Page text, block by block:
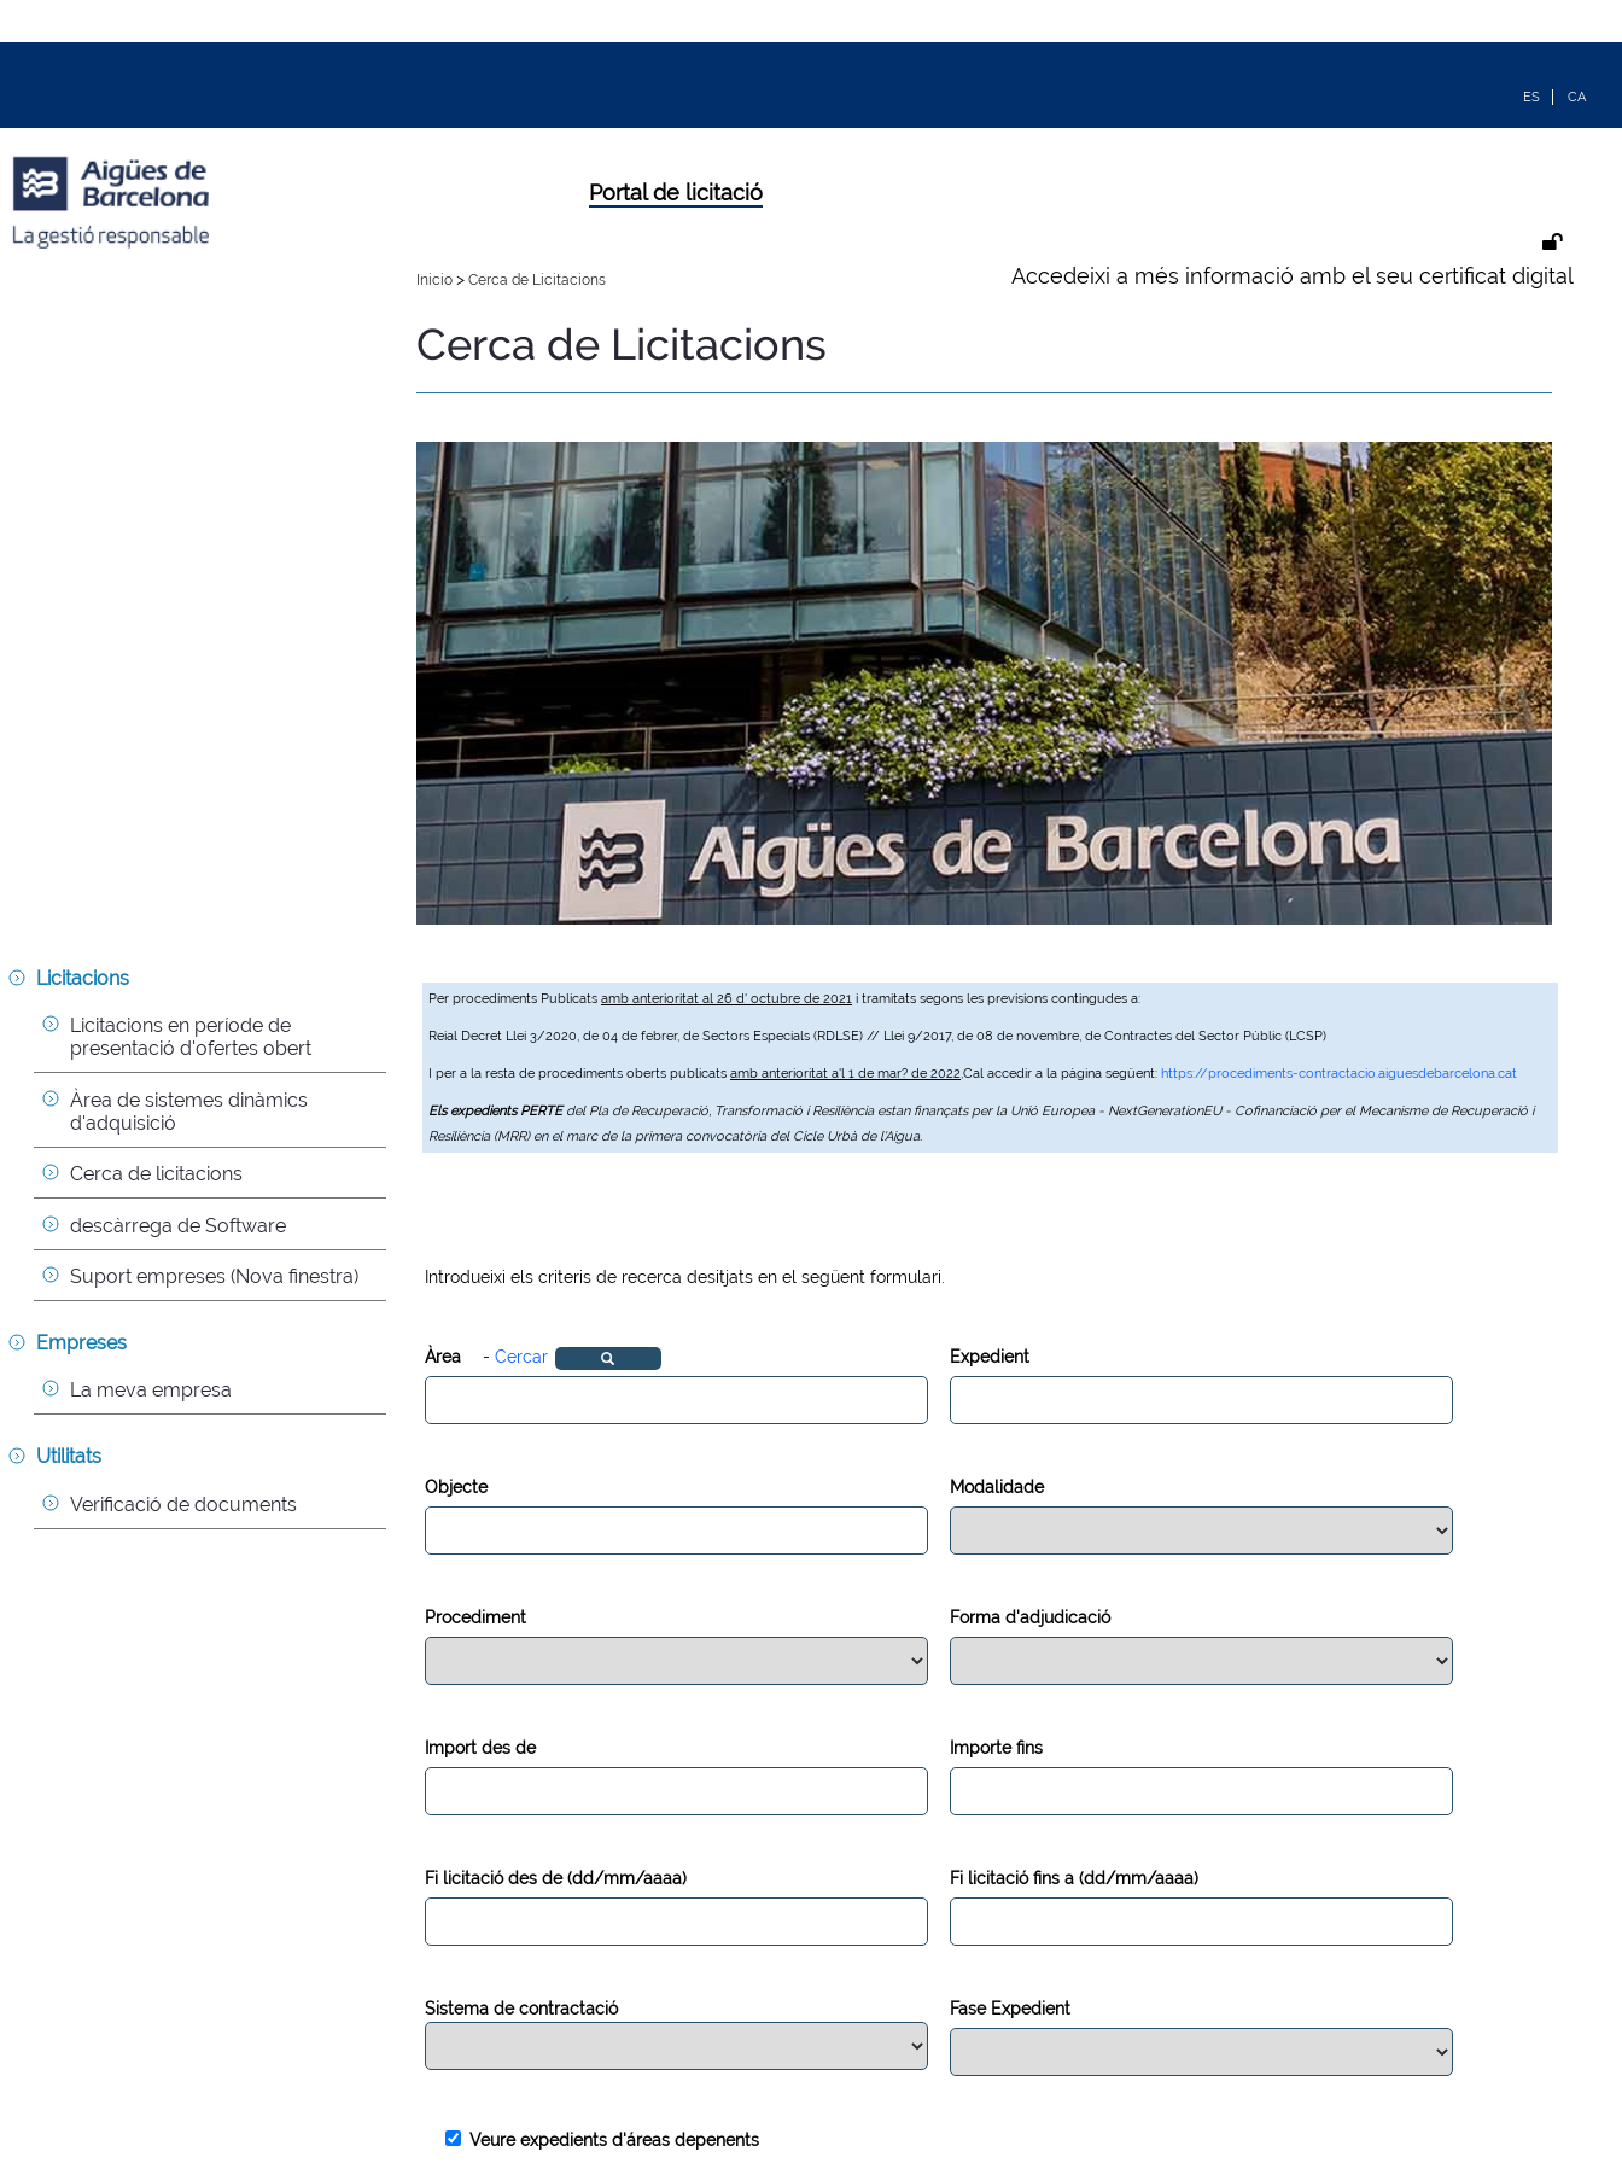
Per procediments Publicats amb anterioritat al 26 d' octubre de 2021 i tramitats segons les previsions contingudes a:
Reial Decret Llei 3/2020, de 04 de febrer, de Sectors Especials (RDLSE) // Llei 9/2017, de 08 de novembre, de Contractes del Sector Públic (LCSP)
I per a la resta de procediments oberts publicats amb anterioritat a'l 1 de mar? de 2022,Cal accedir a la pàgina següent: https://procediments-contractacio.aiguesdebarcelona.cat
Els expedients PERTEdel Pla de Recuperació, Transformació i Resiliència estan finançats per la Unió Europea - NextGenerationEU - Cofinanciació per el Mecanisme de Recuperació i
Resiliència (MRR) en el marc de la primera convocatòria del Cicle Urbà de l'Aigua.
Portal de licitació
Accedeixi a més informació amb el seu certificat digital
Licitacions
Licitacions en període de
presentació d'ofertes obert
Àrea de sistemes dinàmics
d'adquisició
Cerca de licitacions
descàrrega de Software
Suport empreses (Nova finestra)
Empreses
La meva empresa
Utilitats
Verificació de documents
Inicio > Cerca de Licitacions
Cerca de Licitacions
Introdueixi els criteris de recerca desitjats en el següent formulari.
Àrea - Cercar Expedient
Objecte Modalidade
Procediment Forma d'adjudicació
Import des de Importe fins
Fi licitació des de (dd/mm/aaaa) Fi licitació fins a (dd/mm/aaaa)
Sistema de contractació Fase Expedient
Veure expedients d'áreas depenents